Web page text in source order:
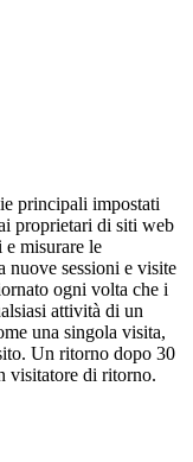
principali impostati
proprietari di siti web
misurare le
nuove sessioni e visite
ogni volta che i
attività di un
una singola visita,
Un ritorno dopo 30
visitatore di ritorno.